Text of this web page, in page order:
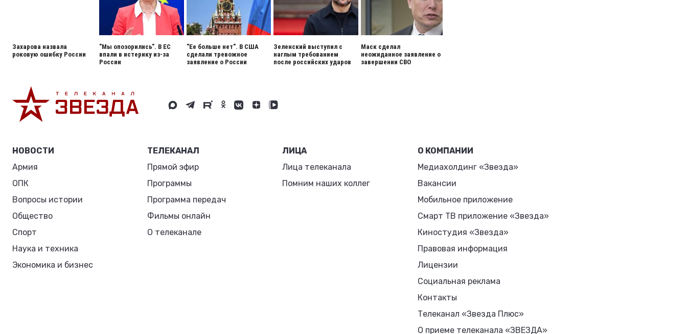
Захарова назвала
роковую ошибку России
"Мы опозорились". В ЕС
впали в истерику из-за
России
"Ее больше нет". В США
сделали тревожное
заявление о России
Зеленский выступил с
наглым требованием
после российских ударов
Маск сделал
неожиданное заявление о
завершении СВО
НОВОСТИ
Армия
ОПК
Вопросы истории
Общество
Спорт
Наука и техника
Экономика и бизнес
ТЕЛЕКАНАЛ
Прямой эфир
Программы
Программа передач
Фильмы онлайн
О телеканале
ЛИЦА
Лица телеканала
Помним наших коллег
О КОМПАНИИ
Медиахолдинг «Звезда»
Вакансии
Мобильное приложение
Смарт ТВ приложение «Звезда»
Киностудия «Звезда»
Правовая информация
Лицензии
Социальная реклама
Контакты
Телеканал «Звезда Плюс»
О приеме телеканала «ЗВЕЗДА»